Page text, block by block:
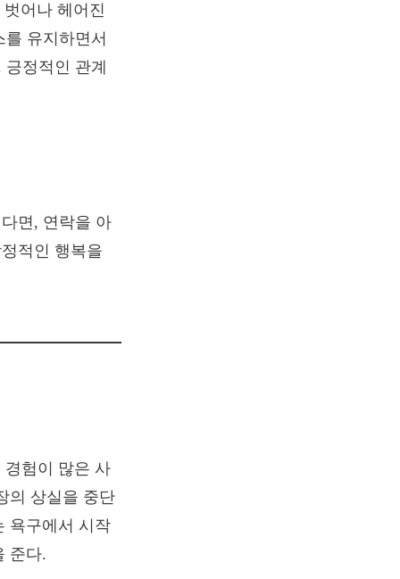
어나 헤어진
유지하면서
정적인 관계
면, 연락을 아
적인 행복을
경험이 많은 사
의 상실을 중단
욕구에서 시작
준다.